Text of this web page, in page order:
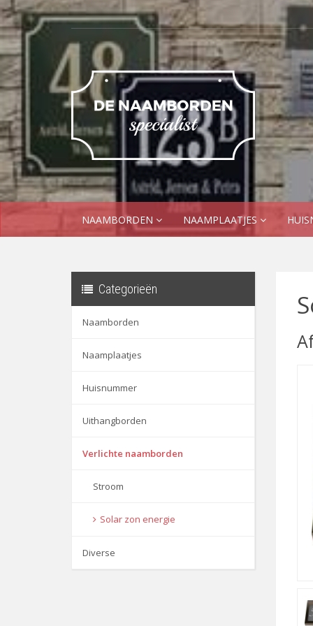
NAAMBORDEN NAAMPLAATJES
Categorieën
Naamborden
Naamplaatjes
Huisnummer
Uithangborden
Verlichte naamborden
Stroom
Solar zon energie
Diverse